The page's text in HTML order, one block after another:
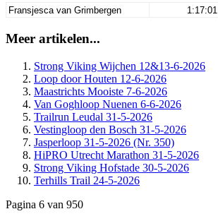
Fransjesca van Grimbergen 1:17:01
Meer artikelen...
Strong Viking Wijchen 12&13-6-2026
Loop door Houten 12-6-2026
Maastrichts Mooiste 7-6-2026
Van Goghloop Nuenen 6-6-2026
Trailrun Leudal 31-5-2026
Vestingloop den Bosch 31-5-2026
Jasperloop 31-5-2026 (Nr. 350)
HiPRO Utrecht Marathon 31-5-2026
Strong Viking Hofstade 30-5-2026
Terhills Trail 24-5-2026
Pagina 6 van 950